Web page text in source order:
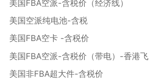
美国FBA空派-含税价（经济线）
美国空派纯电池-含税
美国FBA空卡 -含税价
美国FBA空派-含税价（带电）-香港飞
美国非FBA超大件-含税价